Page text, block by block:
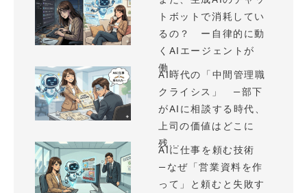
トボットで消耗してい
るの？ ー自律的に動
くAIエージェントが
働...
AI時代の「中間管理職
クライシス」 —部下
がAIに相談する時代、
上司の価値はどこに
残...
AIに仕事を頼む技術
—なぜ「営業資料を作
って」と頼むと失敗す